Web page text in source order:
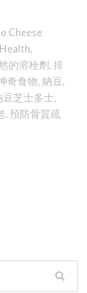
Cheese
,
的溶栓劑,排
奇食物,納豆,
豆芝士多士,
,預防骨質疏